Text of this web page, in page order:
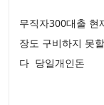
무직자300대출 현
장도 구비하지 못
다 당일개인돈